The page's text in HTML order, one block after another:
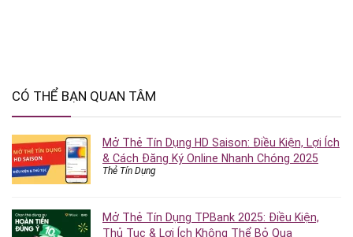
CÓ THỂ BẠN QUAN TÂM
Mở Thẻ Tín Dụng HD Saison: Điều Kiện, Lợi Ích
& Cách Đăng Ký Online Nhanh Chóng 2025
Thẻ Tín Dụng
Mở Thẻ Tín Dụng TPBank 2025: Điều Kiện,
Thủ Tục & Lợi Ích Không Thể Bỏ Qua